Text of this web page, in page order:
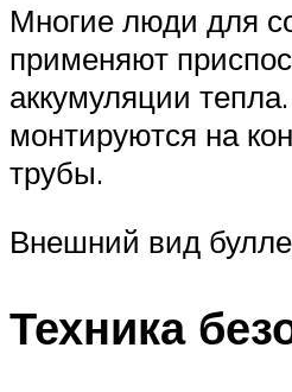
Многие люди для
применяют
аккумуляции
монтируются на
трубы.
Внешний вид
Техника